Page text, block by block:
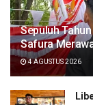
Sepuluh
Safura
4 AGUSTUS 2026